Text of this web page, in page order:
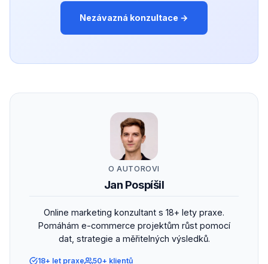
Nezávazná konzultace →
O AUTOROVI
Jan Pospíšil
Online marketing konzultant s 18+ lety praxe.
Pomáhám e-commerce projektům růst pomocí
dat, strategie a měřitelných výsledků.
18+ let praxe 50+ klientů